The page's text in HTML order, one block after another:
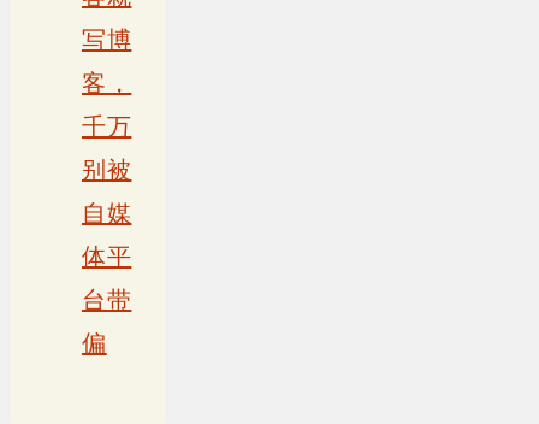
写博
客，
千万
别被
自媒
体平
台带
偏